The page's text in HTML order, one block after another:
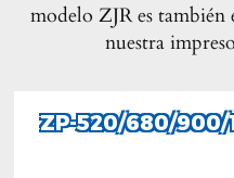
modelo ZJR es
nuestra
ZP-520/680/900/